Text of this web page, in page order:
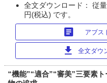
全文ダウンロード： 従
円(税込) です。
article アブス
download 全文ダウ
“機能”“適合”“審美”三要素